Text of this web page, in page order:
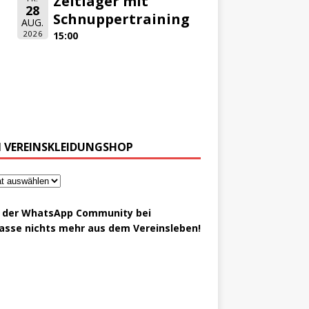
28
AUG.
2026
Schnuppertraining
15:00
WhatsApp Community bei
nichts mehr aus dem Vereinsleben!